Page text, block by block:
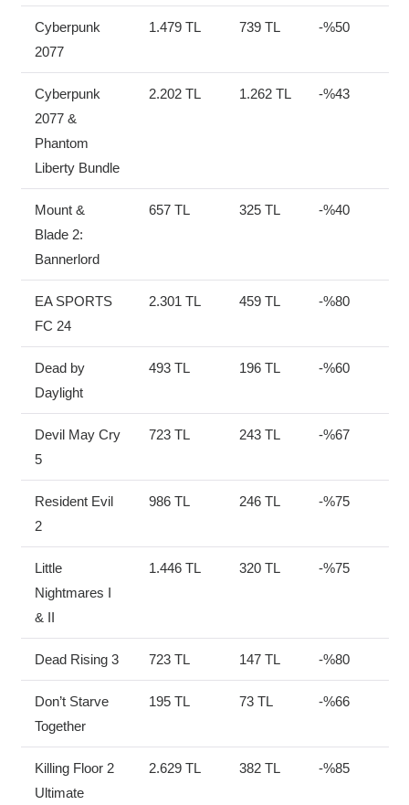
Cyberpunk
2077
1.479 TL 739 TL -%50
Cyberpunk
2077 &
Phantom
Liberty Bundle
2.202 TL 1.262 TL -%43
Mount &
Blade 2:
Bannerlord
657 TL 325 TL -%40
EA SPORTS
FC 24
2.301 TL 459 TL -%80
Dead by
Daylight
493 TL 196 TL -%60
Devil May Cry
5
723 TL 243 TL -%67
Resident Evil
2
986 TL 246 TL -%75
Little
Nightmares I
& II
1.446 TL 320 TL -%75
Dead Rising 3 723 TL 147 TL -%80
Don’t Starve
Together
195 TL 73 TL -%66
Killing Floor 2
Ultimate
2.629 TL 382 TL -%85